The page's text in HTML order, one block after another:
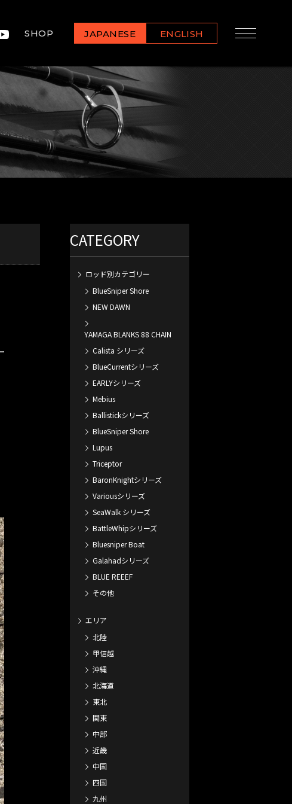
SHOP JAPANESE ENGLISH
CATEGORY
ロッド別カテゴリー
BlueSniper Shore
NEW DAWN
YAMAGA BLANKS 88 CHAIN
Calista シリーズ
BlueCurrentシリーズ
EARLYシリーズ
Mebius
Ballistickシリーズ
BlueSniper Shore
Lupus
Triceptor
BaronKnightシリーズ
Variousシリーズ
SeaWalk シリーズ
BattleWhipシリーズ
Bluesniper Boat
Galahadシリーズ
BLUE REEEF
その他
エリア
北陸
甲信越
沖縄
北海道
東北
関東
中部
近畿
中国
四国
九州